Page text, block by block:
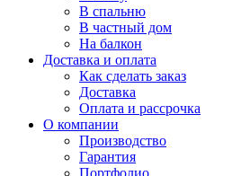
В спальню
В частный дом
На балкон
Доставка и оплата
Как сделать заказ
Доставка
Оплата и рассрочка
О компании
Производство
Гарантия
Портфолио